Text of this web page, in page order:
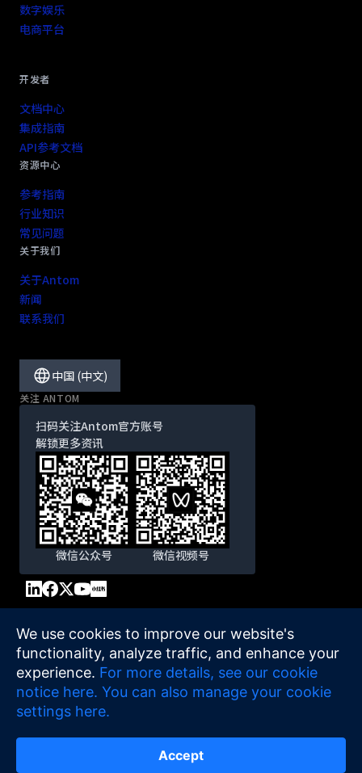
数字娱乐
电商平台
开发者
文档中心
集成指南
API参考文档
资源中心
参考指南
行业知识
常见问题
关于我们
关于Antom
新闻
联系我们
中国 (中文)
关注 ANTOM
扫码关注Antom官方账号
解锁更多资讯
微信公众号 微信视频号
网站导航
We use cookies to improve our website's
functionality, analyze traffic, and enhance your
experience. For more details, see our cookie
notice here. You can also manage your cookie
settings here.
Accept